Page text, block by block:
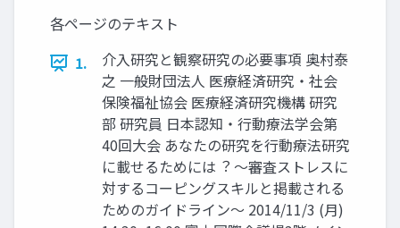
各ページのテキスト
1.
介入研究と観察研究の必要事項 奥村泰
之 一般財団法人 医療経済研究・社会
保険福祉協会 医療経済研究機構 研究
部 研究員 ⽇本認知・⾏動療法学会第
40回大会 あなたの研究を⾏動療法研究
に載せるためには︖ 〜審査ストレスに
対するコーピングスキルと掲載される
ためのガイドライン〜 2014/11/3 (月)